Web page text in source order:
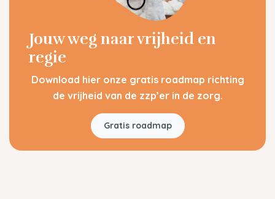
Jouw weg naar vrijheid en
regie
Download hier onze gratis roadmap richting
de vrijheid van de zzp’er in de zorg.
Gratis roadmap